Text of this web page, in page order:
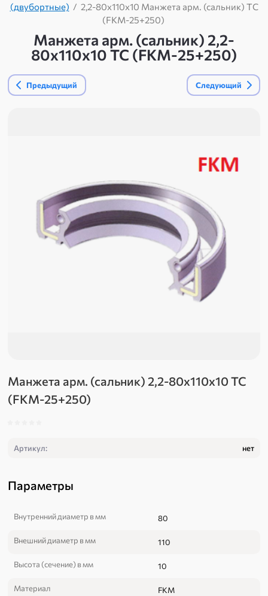
(двубортные) / 2,2-80х110х10 Манжета арм. (сальник) TC
(FKM-25+250)
Манжета арм. (сальник) 2,2-
80х110х10 TC (FKM-25+250)
Предыдущий Следующий
Манжета арм. (сальник) 2,2-80х110х10 TC
(FKM-25+250)
Артикул: нет
Параметры
Внутренний диаметр в мм 80
Внешний диаметр в мм 110
Высота (сечение) в мм 10
Материал FKM